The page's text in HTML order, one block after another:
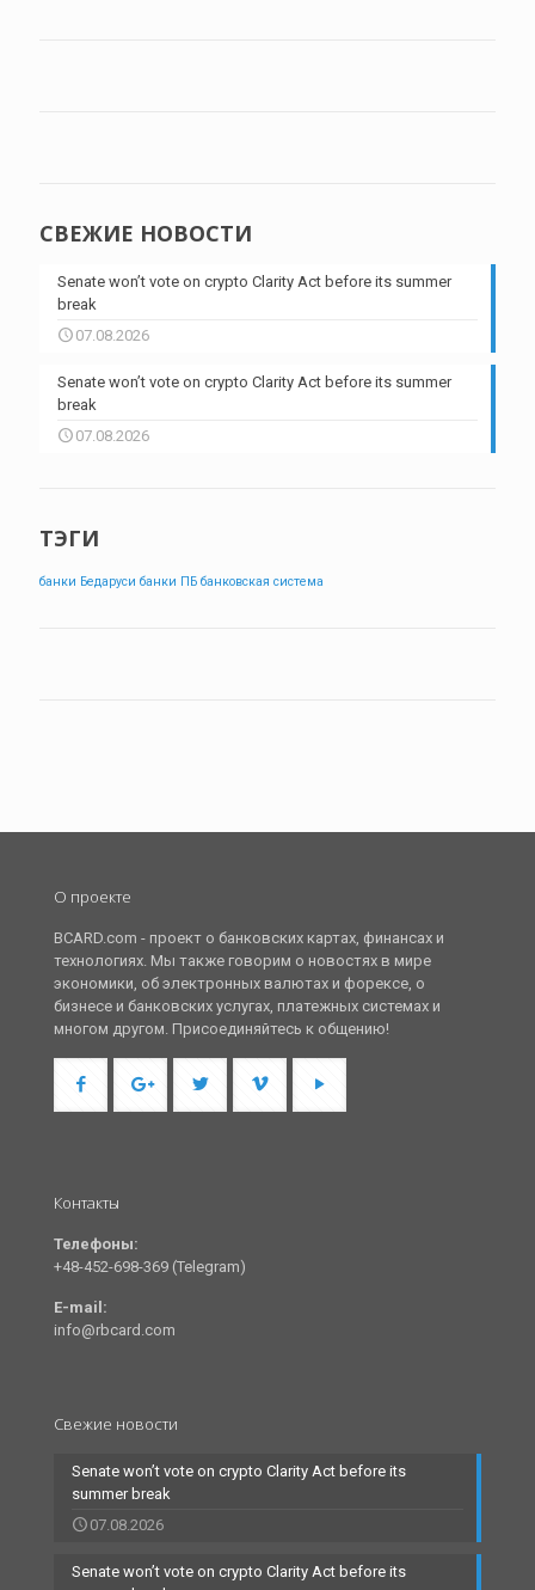
СВЕЖИЕ НОВОСТИ
Senate won’t vote on crypto Clarity Act before its summer
break
07.08.2026
Senate won’t vote on crypto Clarity Act before its summer
break
07.08.2026
ТЭГИ
банки Бедаруси банки ПБ банковская система
О проекте
BCARD.com - проект о банковских картах, финансах и
технологиях. Мы также говорим о новостях в мире
экономики, об электронных валютах и форексе, о
бизнесе и банковских услугах, платежных системах и
многом другом. Присоединяйтесь к общению!
Контакты
Телефоны:
+48-452-698-369 (Telegram)
E-mail:
info@rbcard.com
Свежие новости
Senate won’t vote on crypto Clarity Act before its
summer break
07.08.2026
Senate won’t vote on crypto Clarity Act before its